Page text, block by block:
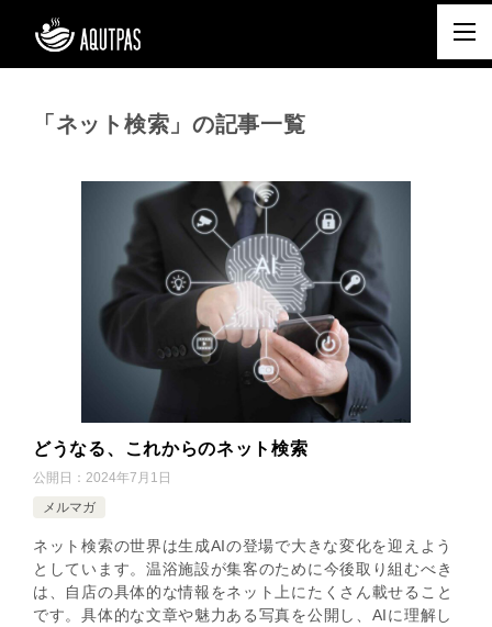
「ネット検索」の記事一覧
どうなる、これからのネット検索
公開日： 2024年7月1日
メルマガ
ネット検索の世界は生成AIの登場で大きな変化を迎えよう
としています。温浴施設が集客のために今後取り組むべき
は、自店の具体的な情報をネット上にたくさん載せること
です。具体的な文章や魅力ある写真を公開し、AIに理解し